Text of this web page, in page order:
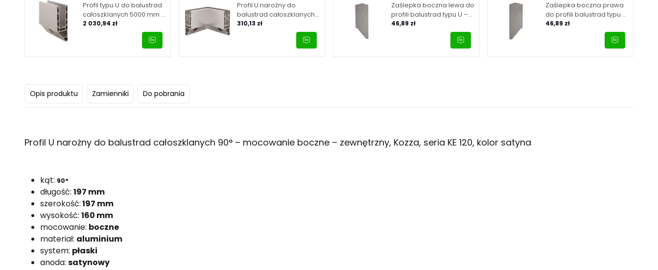
Profil typu U do balustrad
całoszklanych 5000 mm –
mocowanie boczne –
Kozza, seria KE 120, kolor
2 030,94 zł
Profil U narożny do
balustrad całoszklanych
90° – mocowanie boczne
seria KE 120, kolor satyna
310,13 zł
Zaślepka boczna lewa do
profili balustrad typu U –
KE 120, Kozza, kolor satyna
46,89 zł
Zaślepka boczna prawa
do profili balustrad typu U
– KE 120, Kozza, kolor
46,89 zł
Opis produktu Zamienniki Do pobrania
Profil U narożny do balustrad całoszklanych 90° – mocowanie boczne – zewnętrzny, Kozza, seria KE 120, kolor satyna
kąt: 90°
długość: 197 mm
szerokość:197 mm
wysokość: 160 mm
mocowanie: boczne
materiał: aluminium
system: płaski
anoda: satynowy